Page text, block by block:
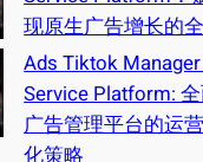
现原生广告增长的
Ads Tiktok
Service Platform:
广告管理平台的运
化策略